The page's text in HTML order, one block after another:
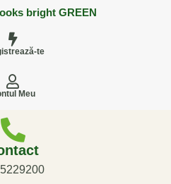
bright GREEN
te
Meu